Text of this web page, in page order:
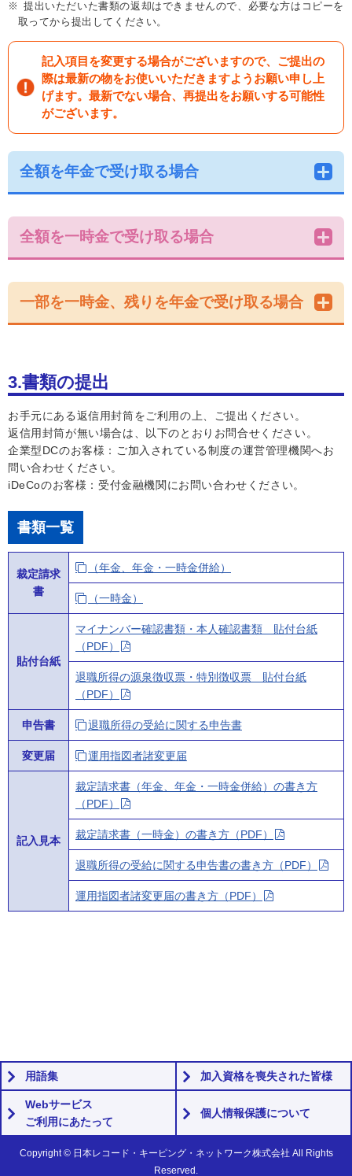
提出いただいた書類の返却はできませんので、必要な方はコピーを
取ってから提出してください。
記入項目を変更する場合がございますので、ご提出の
際は最新の物をお使いいただきますようお願い申し上
げます。最新でない場合、再提出をお願いする可能性
がございます。
全額を年金で受け取る場合
全額を一時金で受け取る場合
一部を一時金、残りを年金で受け取る場合
3.書類の提出
お手元にある返信用封筒をご利用の上、ご提出ください。
返信用封筒が無い場合は、以下のとおりお問合せください。
企業型DCのお客様：ご加入されている制度の運営管理機関へお
問い合わせください。
iDeCoのお客様：受付金融機関にお問い合わせください。
書類一覧
裁定請求
書
（年金、年金・一時金併給）
（一時金）
貼付台紙
マイナンバー確認書類・本人確認書類 貼付台紙
（PDF）
退職所得の源泉徴収票・特別徴収票 貼付台紙
（PDF）
申告書 退職所得の受給に関する申告書
変更届 運用指図者諸変更届
記入見本
裁定請求書（年金、年金・一時金併給）の書き方
（PDF）
裁定請求書（一時金）の書き方（PDF）
退職所得の受給に関する申告書の書き方（PDF）
運用指図者諸変更届の書き方（PDF）
用語集 加入資格を喪失された皆様
Webサービス
ご利用にあたって
個人情報保護について
Copyright © 日本レコード・キーピング・ネットワーク株式会社 All Rights
Reserved.